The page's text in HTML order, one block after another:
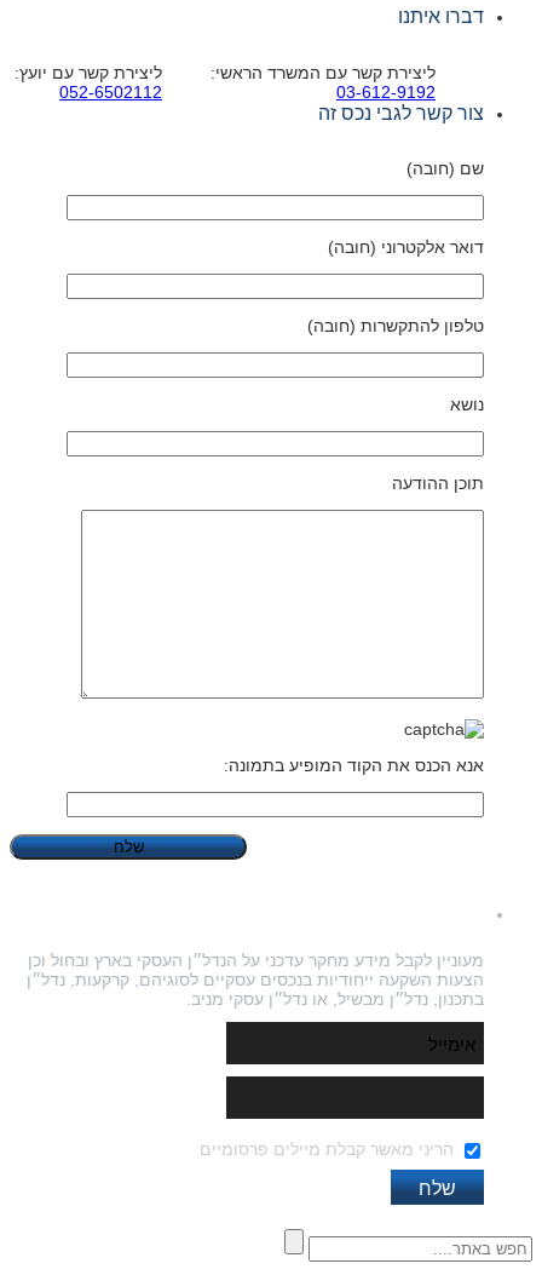
דברו איתנו
ליצירת קשר עם המשרד הראשי:
03-612-9192
ליצירת קשר עם יועץ:
052-6502112
צור קשר לגבי נכס זה
שם (חובה)
דואר אלקטרוני (חובה)
טלפון להתקשרות (חובה)
נושא
תוכן ההודעה
אנא הכנס את הקוד המופיע בתמונה:
מעוניין לקבל מידע מחקר עדכני על הנדל״ן העסקי בארץ ובחול וכן
הצעות השקעה ייחודיות בנכסים עסקיים לסוגיהם, קרקעות, נדל״ן
בתכנון, נדל״ן מבשיל, או נדל״ן עסקי מניב.
הריני מאשר קבלת מיילים פרסומיים